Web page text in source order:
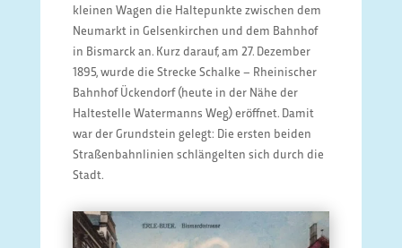
kleinen Wagen die Haltepunkte zwischen dem
Neumarkt in Gelsenkirchen und dem Bahnhof
in Bismarck an. Kurz darauf, am 27. Dezember
1895, wurde die Strecke Schalke – Rheinischer
Bahnhof Ückendorf (heute in der Nähe der
Haltestelle Watermanns Weg) eröffnet. Damit
war der Grundstein gelegt: Die ersten beiden
Straßenbahnlinien schlängelten sich durch die
Stadt.